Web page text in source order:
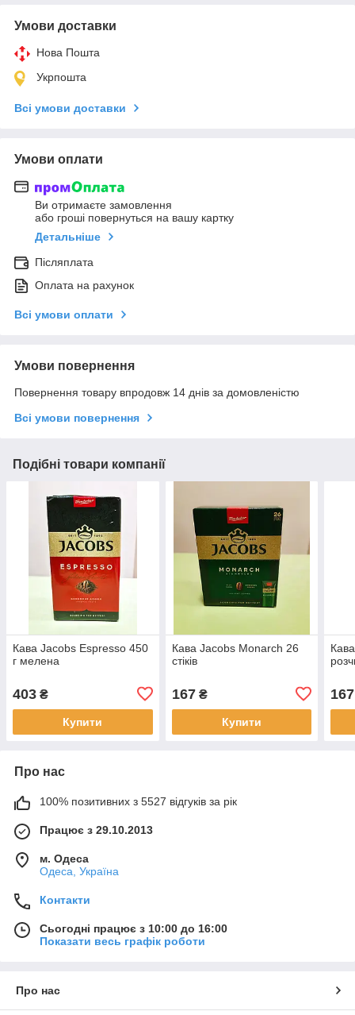
Умови доставки
Нова Пошта
Укрпошта
Всі умови доставки
Умови оплати
Ви отримаєте замовлення
або гроші повернуться на вашу картку
Детальніше
Післяплата
Оплата на рахунок
Всі умови оплати
Умови повернення
Повернення товару впродовж 14 днів за домовленістю
Всі умови повернення
Подібні товари компанії
Кава Jacobs Espresso 450
г мелена
403 ₴
Купити
Кава Jacobs Monarch 26
стіків
167₴
Купити
167
Про нас
100% позитивних з 5527 відгуків за рік
Працює з 29.10.2013
м. Одеса
Одеса, Україна
Контакти
Сьогодні працює з 10:00 до 16:00
Показати весь графік роботи
Про нас